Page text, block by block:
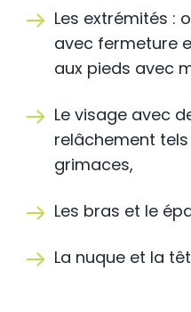
Les extrémités :
avec fermeture
aux pieds avec
Le visage avec
relâchement
grimaces,
Les bras et le
La nuque et la